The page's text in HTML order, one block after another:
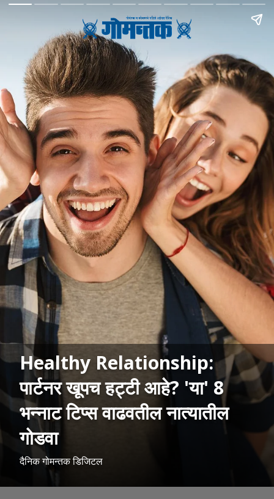
Healthy Relationship:
पार्टनर खूपच हट्टी आहे? 'या' 8
भन्नाट टिप्स वाढवतील नात्यातील
गोडवा
दैनिक गोमन्तक डिजिटल